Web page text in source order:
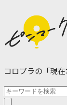
コロプラの「現